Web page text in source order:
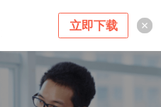
立即下载